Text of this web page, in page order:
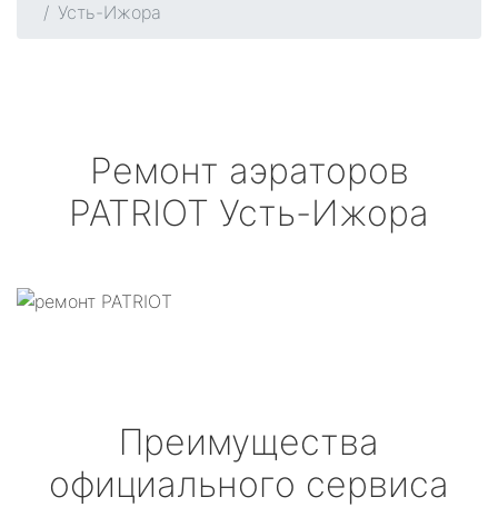
Усть-Ижора
Ремонт аэраторов
PATRIOT Усть-Ижора
Преимущества
официального сервиса